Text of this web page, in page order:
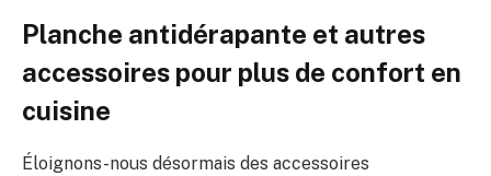
Planche antidérapante et autres
accessoires pour plus de confort en
cuisine
Éloignons-nous désormais des accessoires